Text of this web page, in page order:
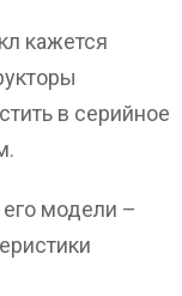
кажется
в серийное
модели –